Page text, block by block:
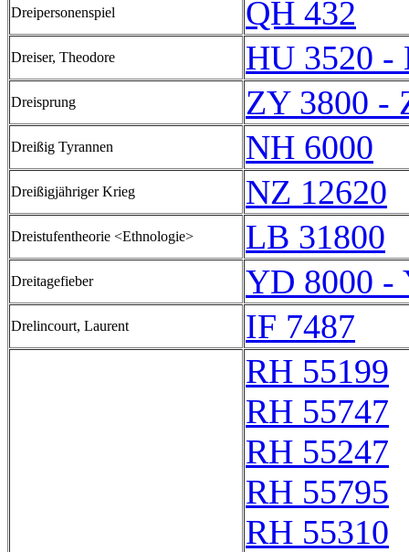
Dreipersonenspiel QH 432
Dreiser, Theodore HU 3520 -
Dreisprung ZY 3800 -
Dreißig Tyrannen NH 6000
Dreißigjähriger Krieg NZ 12620
Dreistufentheorie <Ethnologie> LB 31800
Dreitagefieber YD 8000 -
Drelincourt, Laurent
IF 7487
RH 55199
RH 55747
RH 55247
RH 55795
RH 55310